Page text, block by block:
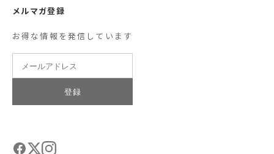
メルマガ登録
お得な情報を発信しています
登録